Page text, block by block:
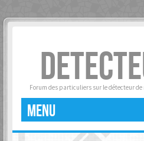
Forum des particuliers sur le détecteur
MENU